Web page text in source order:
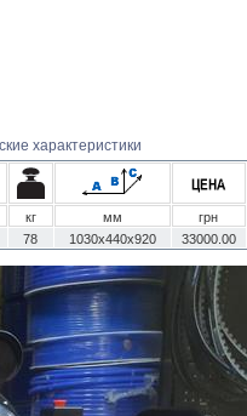
характеристики
кг мм грн
78 1030x440x920 33000.00